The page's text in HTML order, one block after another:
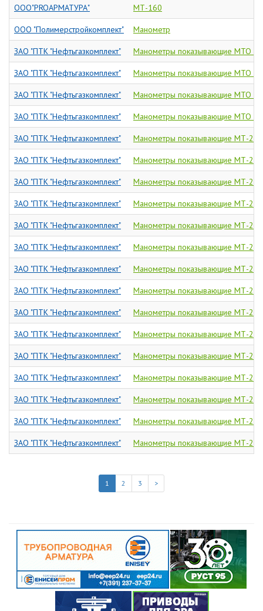
ООО"PROАРМАТУРА" МТ-160
ООО "Полимерстройкомплект" Манометр
ЗАО "ПТК "Нефтьгазкомплект" Манометры показывающие МТО -
ЗАО "ПТК "Нефтьгазкомплект" Манометры показывающие МТО -
ЗАО "ПТК "Нефтьгазкомплект" Манометры показывающие МТО -
ЗАО "ПТК "Нефтьгазкомплект" Манометры показывающие МТО -
ЗАО "ПТК "Нефтьгазкомплект" Манометры показывающие МТ-2И
ЗАО "ПТК "Нефтьгазкомплект" Манометры показывающие МТ-2И
ЗАО "ПТК "Нефтьгазкомплект" Манометры показывающие МТ-2И
ЗАО "ПТК "Нефтьгазкомплект" Манометры показывающие МТ-2И
ЗАО "ПТК "Нефтьгазкомплект" Манометры показывающие МТ-2И
ЗАО "ПТК "Нефтьгазкомплект" Манометры показывающие МТ-2И
ЗАО "ПТК "Нефтьгазкомплект" Манометры показывающие МТ-2И
ЗАО "ПТК "Нефтьгазкомплект" Манометры показывающие МТ-2И
ЗАО "ПТК "Нефтьгазкомплект" Манометры показывающие МТ-2И
ЗАО "ПТК "Нефтьгазкомплект" Манометры показывающие МТ-2И
ЗАО "ПТК "Нефтьгазкомплект" Манометры показывающие МТ-2И
ЗАО "ПТК "Нефтьгазкомплект" Манометры показывающие МТ-2И
ЗАО "ПТК "Нефтьгазкомплект" Манометры показывающие МТ-2И
ЗАО "ПТК "Нефтьгазкомплект" Манометры показывающие МТ-2И
ЗАО "ПТК "Нефтьгазкомплект" Манометры показывающие МТ-2И
1 2 3 >